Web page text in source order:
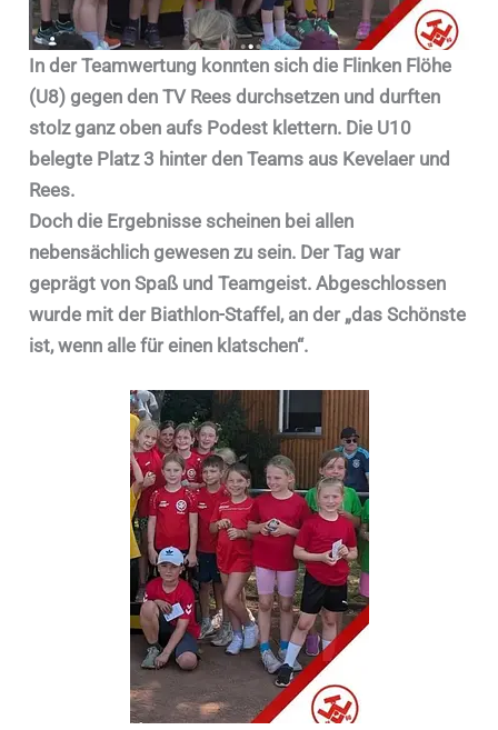
In der Teamwertung konnten sich die Flinken Flöhe
(U8) gegen den TV Rees durchsetzen und durften
stolz ganz oben aufs Podest klettern. Die U10
belegte Platz 3 hinter den Teams aus Kevelaer und
Rees.
Doch die Ergebnisse scheinen bei allen
nebensächlich gewesen zu sein. Der Tag war
geprägt von Spaß und Teamgeist. Abgeschlossen
wurde mit der Biathlon-Staffel, an der „das Schönste
ist, wenn alle für einen klatschen“.